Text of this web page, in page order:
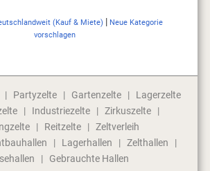
(Kauf & Miete) | Neue Kategorie
vorschlagen
| Partyzelte | Gartenzelte |
Lagerzelte
| Industriezelte | Zirkuszelte
|
| Reitzelte | Zeltverleih
| Lagerhallen | Zelthallen
|
| Gebrauchte Hallen